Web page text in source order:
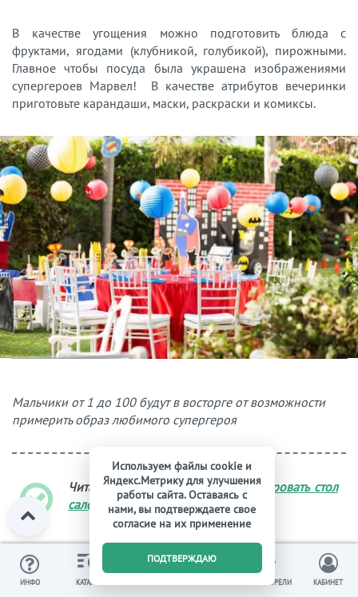
В качестве угощения можно подготовить блюда с
фруктами, ягодами (клубникой, голубикой), пирожными.
Главное чтобы посуда была украшена изображениями
супергероев Марвел! В качестве атрибутов вечеринки
приготовьте карандаши, маски, раскраски и комиксы.
Мальчики от 1 до 100 будут в восторге от возможности
примерить образ любимого супергероя
Читайте также: Как красиво сервировать стол
салфетками и соблюсти этикет.
Вечеринка для Русалки
ИНФО КАТАЛОГ
0
ВЫ СМОТРЕЛИ КАБИНЕТ
Используем файлы cookie и
Яндекс.Метрику для улучшения
работы сайта. Оставаясь с
нами, вы подтверждаете свое
согласие на их применение
ПОДТВЕРЖДАЮ